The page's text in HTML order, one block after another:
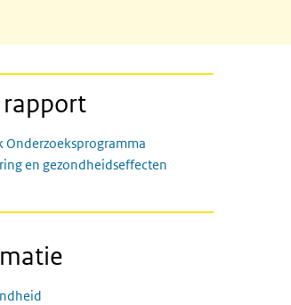
Onderzoeksprogramma
en gezondheidseffecten